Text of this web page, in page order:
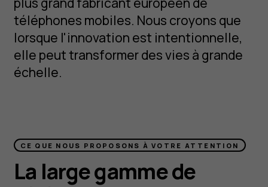
téléphones mobiles. Nous croyons que
lorsque l'innovation est intentionnelle,
elle peut transformer des vies à grande
échelle.
CE QUE NOUS PROPOSONS À VOTRE ATTENTION
La large gamme de